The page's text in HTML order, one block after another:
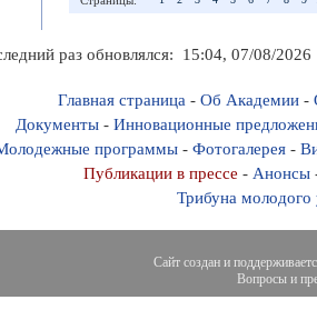
раз обновлялся: 15:04, 07/08/2026
Главная страница - Об Академии-
Документы - Инновационные
программы - Фотогалерея -
Публикации в прессе - Анонсы
Трибуна молодого
Сайт создан и
Вопросы и